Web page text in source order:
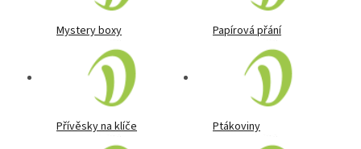
Mystery boxy Papírová přání
Přívěsky na klíče Ptákoviny